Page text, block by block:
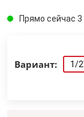
Прямо сейчас
Вариант: 1/